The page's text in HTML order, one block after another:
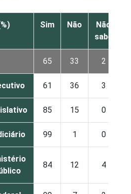
Sim Não
Não
sabe
65 33 2
61 36 3
85 15 0
99 1 0
84 12 4